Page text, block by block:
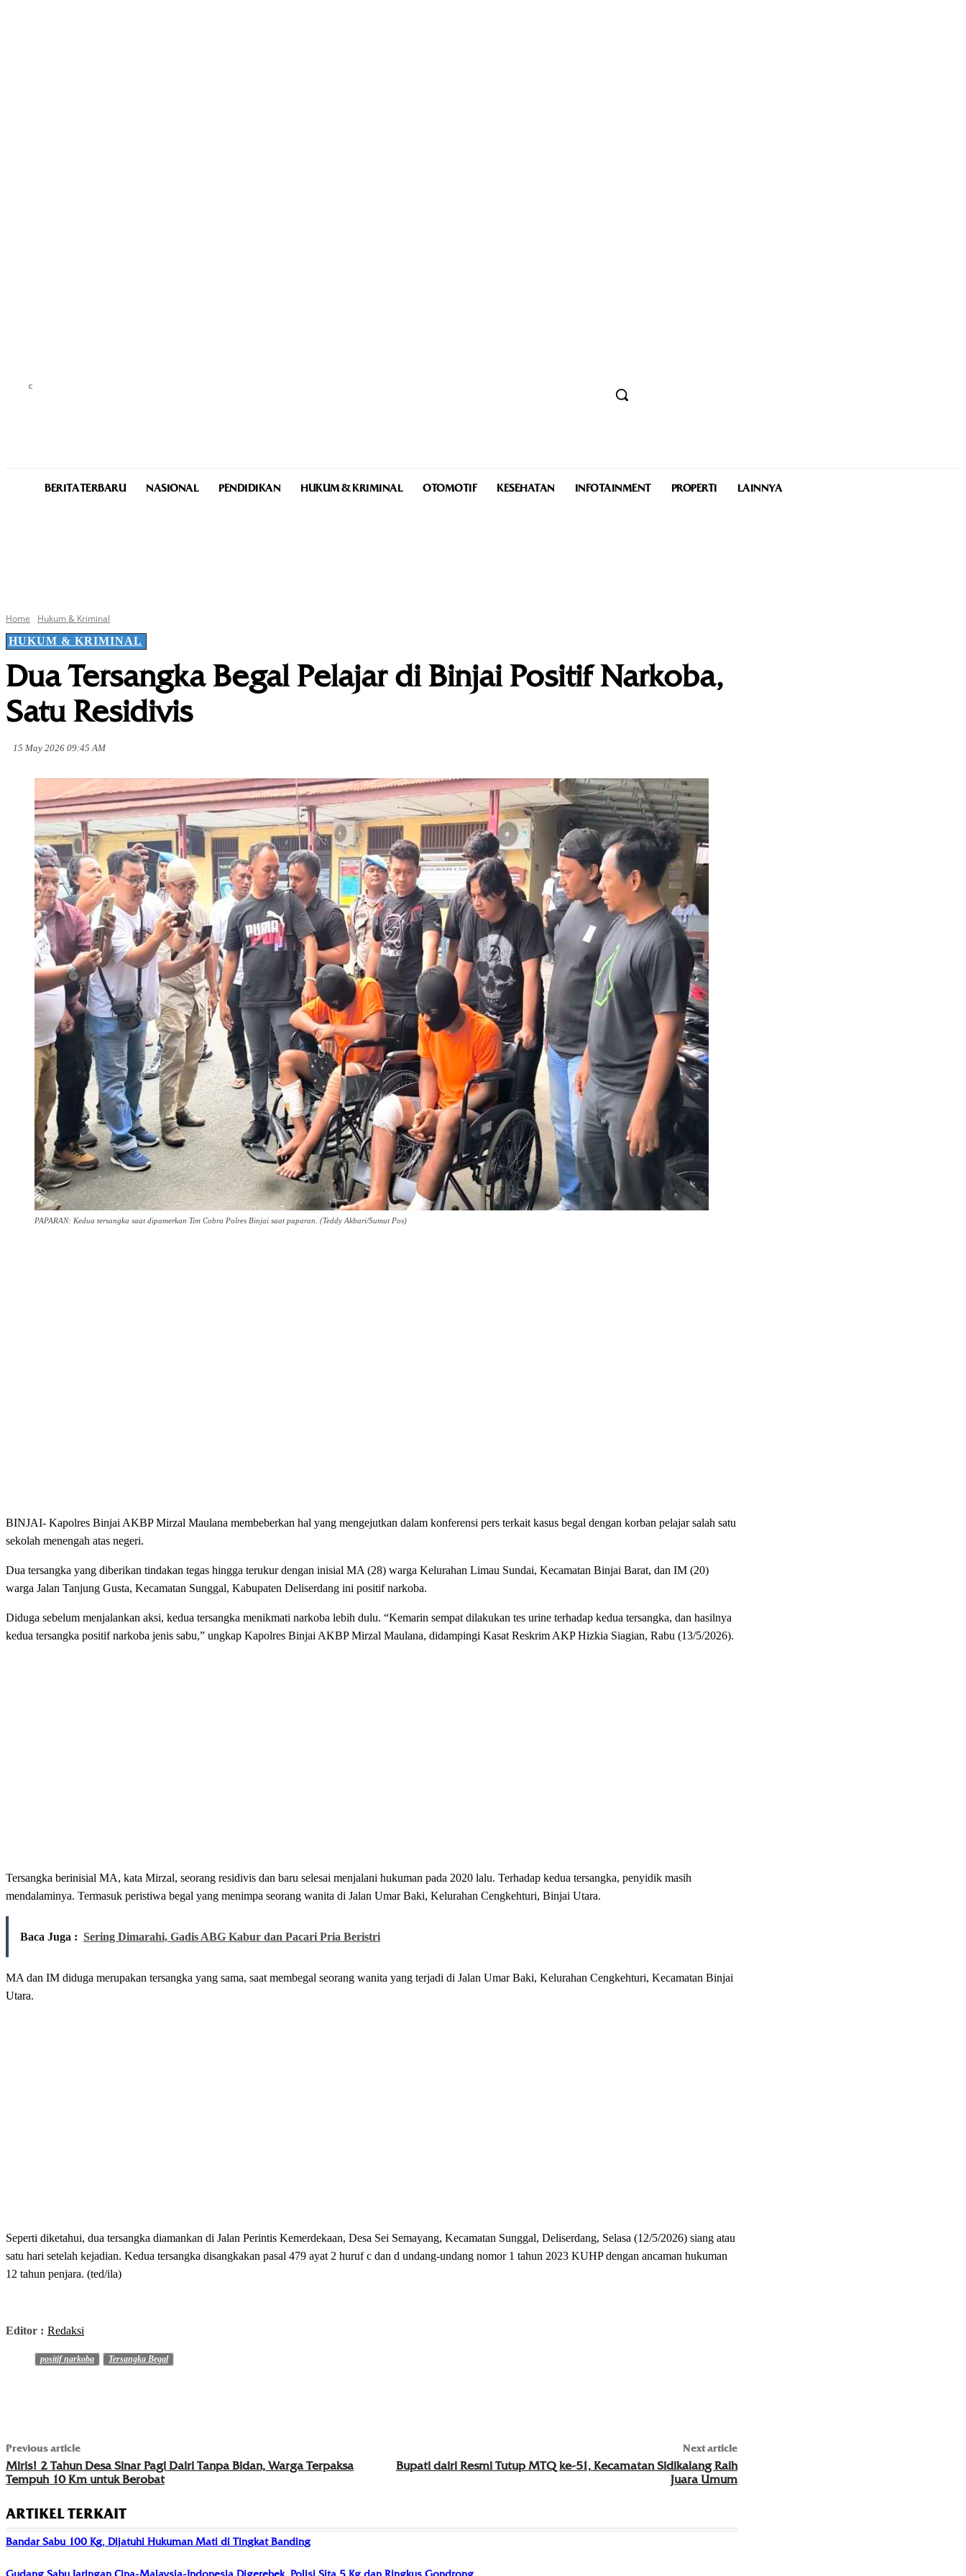
C
BERITA TERBARU NASIONAL PENDIDIKAN HUKUM & KRIMINAL OTOMOTIF KESEHATAN INFOTAINMENT PROPERTI LAINNYA
Home
Hukum & Kriminal
HUKUM & KRIMINAL
Dua Tersangka Begal Pelajar di Binjai Positif Narkoba,
Satu Residivis
15 May 2026 09:45 AM
PAPARAN: Kedua tersangka saat dipamerkan Tim Cobra Polres Binjai saat paparan. (Teddy Akbari/Sumut Pos)
BINJAI- Kapolres Binjai AKBP Mirzal Maulana membeberkan hal yang mengejutkan dalam konferensi pers terkait kasus begal dengan korban pelajar salah satu
sekolah menengah atas negeri.
Dua tersangka yang diberikan tindakan tegas hingga terukur dengan inisial MA (28) warga Kelurahan Limau Sundai, Kecamatan Binjai Barat, dan IM (20)
warga Jalan Tanjung Gusta, Kecamatan Sunggal, Kabupaten Deliserdang ini positif narkoba.
Diduga sebelum menjalankan aksi, kedua tersangka menikmati narkoba lebih dulu. “Kemarin sempat dilakukan tes urine terhadap kedua tersangka, dan hasilnya
kedua tersangka positif narkoba jenis sabu,” ungkap Kapolres Binjai AKBP Mirzal Maulana, didampingi Kasat Reskrim AKP Hizkia Siagian, Rabu (13/5/2026).
Tersangka berinisial MA, kata Mirzal, seorang residivis dan baru selesai menjalani hukuman pada 2020 lalu. Terhadap kedua tersangka, penyidik masih
mendalaminya. Termasuk peristiwa begal yang menimpa seorang wanita di Jalan Umar Baki, Kelurahan Cengkehturi, Binjai Utara.
Baca Juga : Sering Dimarahi, Gadis ABG Kabur dan Pacari Pria Beristri
MA dan IM diduga merupakan tersangka yang sama, saat membegal seorang wanita yang terjadi di Jalan Umar Baki, Kelurahan Cengkehturi, Kecamatan Binjai
Utara.
Seperti diketahui, dua tersangka diamankan di Jalan Perintis Kemerdekaan, Desa Sei Semayang, Kecamatan Sunggal, Deliserdang, Selasa (12/5/2026) siang atau
satu hari setelah kejadian. Kedua tersangka disangkakan pasal 479 ayat 2 huruf c dan d undang-undang nomor 1 tahun 2023 KUHP dengan ancaman hukuman
12 tahun penjara. (ted/ila)
Editor : Redaksi
positif narkoba Tersangka Begal
Previous article
Miris! 2 Tahun Desa Sinar Pagi Dairi Tanpa Bidan, Warga Terpaksa
Tempuh 10 Km untuk Berobat
Next article
Bupati dairi Resmi Tutup MTQ ke-51, Kecamatan Sidikalang Raih
Juara Umum
ARTIKEL TERKAIT
Bandar Sabu 100 Kg, Dijatuhi Hukuman Mati di Tingkat Banding